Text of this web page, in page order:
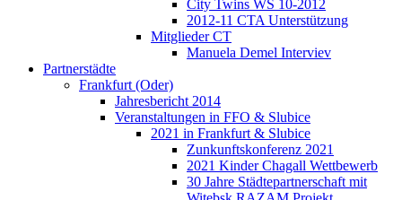
City Twins WS 10-2012
2012-11 CTA Unterstützung
Mitglieder CT
Manuela Demel Interviev
Partnerstädte
Frankfurt (Oder)
Jahresbericht 2014
Veranstaltungen in FFO & Slubice
2021 in Frankfurt & Slubice
Zunkunftskonferenz 2021
2021 Kinder Chagall Wettbewerb
30 Jahre Städtepartnerschaft mit